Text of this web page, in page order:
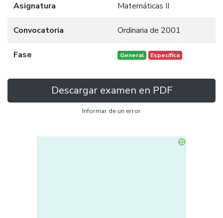
Asignatura Matemáticas II
Convocatoria Ordinaria de 2001
Fase General Específica
Descargar examen en PDF
Informar de un error